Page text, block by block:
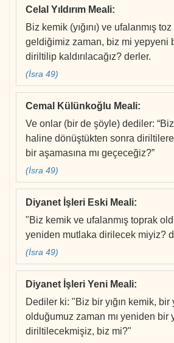
Celal Yıldırım Meali:
Biz kemik (yığını) ve ufalanmış
geldiğimiz zaman, biz mi yepyeni
diriltilip kaldırılacağız? derler.
(İsra 49)
Cemal Külünkoğlu Meali:
Ve onlar (bir de şöyle) dediler:
haline dönüştükten sonra
bir aşamasına mı geçeceğiz?”
(İsra 49)
Diyanet İşleri Eski Meali:
"Biz kemik ve ufalanmış toprak
yeniden mutlaka dirilecek miyiz?
(İsra 49)
Diyanet İşleri Yeni Meali:
Dediler ki: "Biz bir yığın kemik, bir
olduğumuz zaman mı yeniden bir
diriltilecekmişiz, biz mi?"